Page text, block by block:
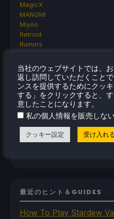
MagicX
MANGMI
Miyoo
Retroid
Rumors
SDHQ
Steam
Steam Controller
Steam Frame
Steam Machine
SteamOS
Uncategorized
Uncategorized
最近のヒント＆GUIDES
How To Play Stardew
当社のウェブサイトでは、
返し訪問していただくこと
ンスを提供するためにクッ
する」をクリックすると、
意したことになります。
私の個人情報を販売しな
クッキー設定 受け入れ